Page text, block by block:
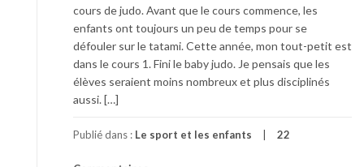
cours de judo. Avant que le cours commence, les
enfants ont toujours un peu de temps pour se
défouler sur le tatami. Cette année, mon tout-petit est
dans le cours 1. Fini le baby judo. Je pensais que les
élèves seraient moins nombreux et plus disciplinés
aussi. […]
Publié dans : Le sport et les enfants 22